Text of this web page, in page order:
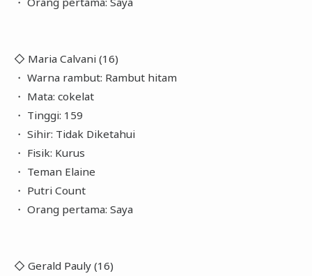
◇ Maria Calvani (16)
・ Warna rambut: Rambut hitam
・ Mata: cokelat
・ Tinggi: 159
・ Sihir: Tidak Diketahui
・ Fisik: Kurus
・ Teman Elaine
・ Putri Count
・ Orang pertama: Saya
◇ Gerald Pauly (16)